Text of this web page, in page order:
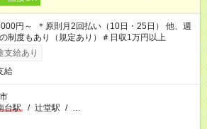
円～ ＊原則月2回払い（10日・25日） 他、週
制度もあり（規定あり）＃日収1万円以上
支給あり
給
台駅 / 辻堂駅 / …